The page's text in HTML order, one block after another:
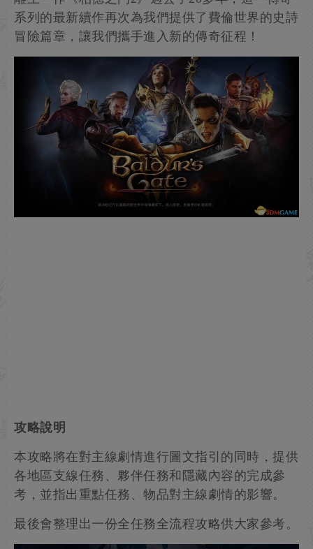
系列的最新續作再次為我們提供了費倫世界的史詩
冒險篇章，讓我們攜手進入新的傳奇征程！
攻略說明
本攻略將在對主線劇情進行圖文指引的同時，提供
各地區支線任務、夥伴任務和隱藏內容的完成參
考，並指出重點任務、物品對主線劇情的影響。
最後會整理出一份全任務全流程攻略供大家參考。